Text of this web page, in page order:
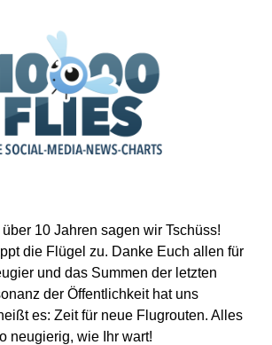
10 Jahren sagen wir Tschüss!
die Flügel zu. Danke Euch allen für
und das Summen der letzten
der Öffentlichkeit hat uns
es: Zeit für neue Flugrouten. Alles
neugierig, wie Ihr wart!